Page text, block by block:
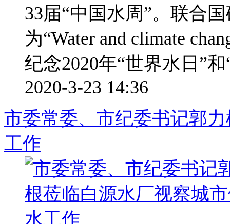
33届“中国水周”。联合
为“Water and climate
纪念2020年“世界水日”
2020-3-23 14:36
市委常委、市纪委书记郭
工作